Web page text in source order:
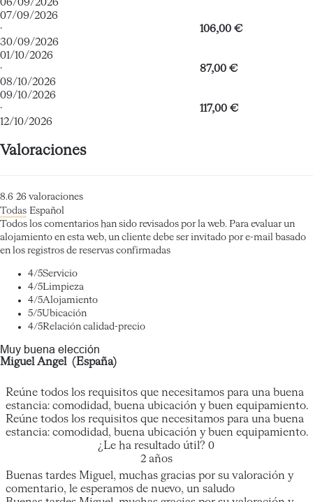
06/09/2026
07/09/2026
·
30/09/2026
106,00 €
01/10/2026
·
08/10/2026
87,00 €
09/10/2026
·
12/10/2026
117,00 €
Valoraciones
8.6 26 valoraciones
Todas Español
Todos los comentarios han sido revisados por la web. Para evaluar un
alojamiento en esta web, un cliente debe ser invitado por e-mail basado
en los registros de reservas confirmadas
4/5Servicio
4/5Limpieza
4/5Alojamiento
5/5Ubicación
4/5Relación calidad-precio
Muy buena elección
Miguel Angel (España)
Reúne todos los requisitos que necesitamos para una buena
estancia: comodidad, buena ubicación y buen equipamiento.
Reúne todos los requisitos que necesitamos para una buena
estancia: comodidad, buena ubicación y buen equipamiento.
¿Le ha resultado útil? 0
2 años
Buenas tardes Miguel, muchas gracias por su valoración y
comentario, le esperamos de nuevo, un saludo